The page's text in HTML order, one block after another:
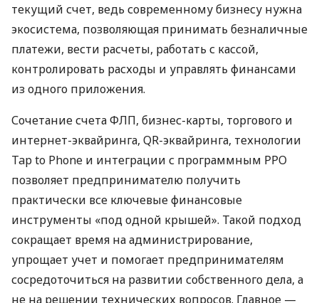
текущий счет, ведь современному бизнесу нужна
экосистема, позволяющая принимать безналичные
платежи, вести расчеты, работать с кассой,
контролировать расходы и управлять финансами
из одного приложения.
Сочетание счета ФЛП, бизнес-карты, торгового и
интернет-эквайринга, QR-эквайринга, технологии
Tap to Phone и интеграции с программным РРО
позволяет предпринимателю получить
практически все ключевые финансовые
инструменты «под одной крышей». Такой подход
сокращает время на администрирование,
упрощает учет и помогает предпринимателям
сосредоточиться на развитии собственного дела, а
не на решении технических вопросов. Главное —